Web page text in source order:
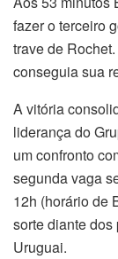
fazer o terceiro
trave de
conseguia sua
A vitória
liderança do
um confronto
segunda vaga
12h (horário de
sorte diante dos
Uruguai.